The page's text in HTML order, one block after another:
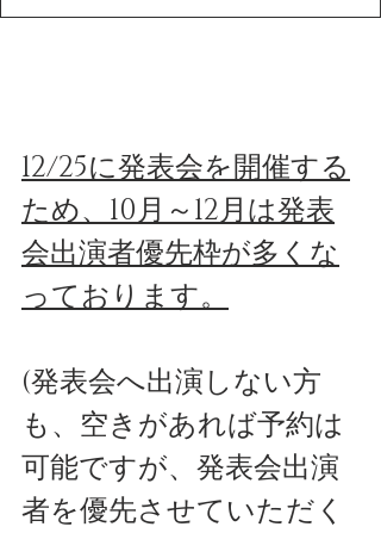
12/25に発表会を開催する
ため、10月～12月は発表
会出演者優先枠が多くな
っております。
(発表会へ出演しない方
も、空きがあれば予約は
可能ですが、発表会出演
者を優先させていただく